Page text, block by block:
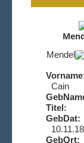
Mendel
Cain
Titel:
GebDat:
GebOrt: